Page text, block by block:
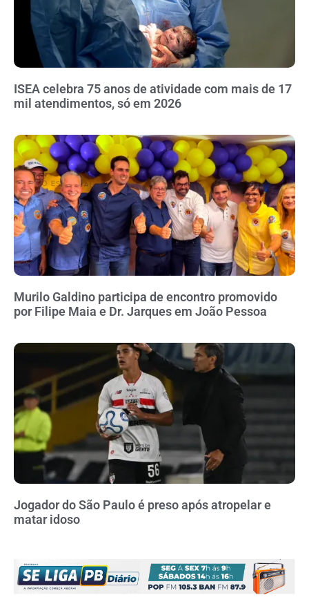
ISEA celebra 75 anos de atividade com mais de 17
mil atendimentos, só em 2026
Murilo Galdino participa de encontro promovido
por Filipe Maia e Dr. Jarques em João Pessoa
Jogador do São Paulo é preso após atropelar e
matar idoso